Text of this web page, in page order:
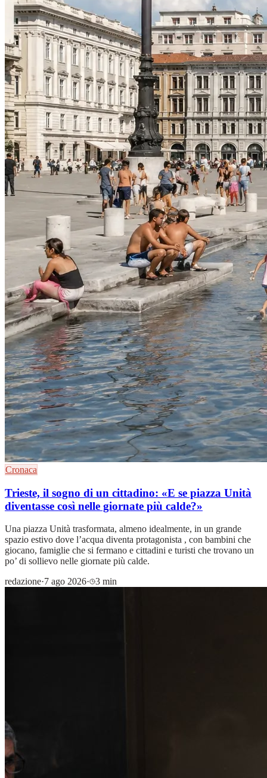
Cronaca
Trieste, il sogno di un cittadino: «E se piazza Unità
diventasse così nelle giornate più calde?»
Una piazza Unità trasformata, almeno idealmente, in un grande
spazio estivo dove l’acqua diventa protagonista , con bambini che
giocano, famiglie che si fermano e cittadini e turisti che trovano un
po’ di sollievo nelle giornate più calde.
redazione·7 ago 2026· 3 min